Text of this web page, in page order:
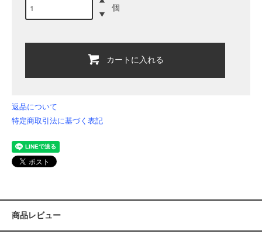
個
カートに入れる
返品について
特定商取引法に基づく表記
商品レビュー